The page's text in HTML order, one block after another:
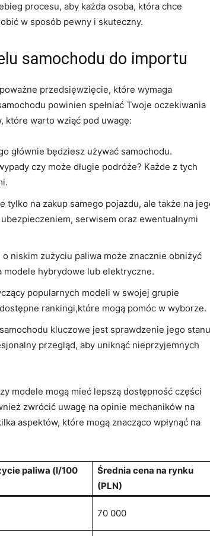
procesu, aby każda osoba, która chce
w sposób pewny i skuteczny.
samochodu do importu
przedsięwzięcie, które wymaga
powinien spełniać Twoje oczekiwania
które warto wziąć pod uwagę:
głównie będziesz używać samochodu.
czy może długie podróże? Każde z tych
tylko na zakup samego pojazdu, ale także na
serwisem oraz ewentualnymi
o niskim zużyciu paliwa może znacznie obniżyć
modele hybrydowe lub elektryczne.
popularnych modeli w swojej grupie
rankingi,które mogą pomóc w wyborze.
kluczowe jest sprawdzenie jego
przegląd, aby uniknąć nieprzyjemnych
modele mogą mieć lepszą dostępność części
zwrócić uwagę na opinie mechaników na
aspektów, które mogą znacząco wpłynąć na
paliwa (l/100
Średnia cena na rynku
(PLN)
70 000